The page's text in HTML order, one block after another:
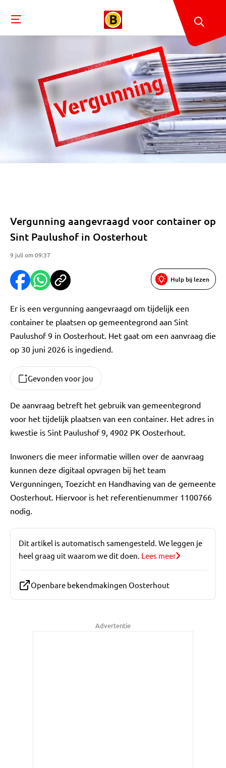
Vergunning aangevraagd voor container op
Sint Paulushof in Oosterhout
9 juli om 09:37
Hulp bij lezen
Er is een vergunning aangevraagd om tijdelijk een
container te plaatsen op gemeentegrond aan Sint
Paulushof 9 in Oosterhout. Het gaat om een aanvraag die
op 30 juni 2026 is ingediend.
Gevonden voor jou
De aanvraag betreft het gebruik van gemeentegrond
voor het tijdelijk plaatsen van een container. Het adres in
kwestie is Sint Paulushof 9, 4902 PK Oosterhout.
Inwoners die meer informatie willen over de aanvraag
kunnen deze digitaal opvragen bij het team
Vergunningen, Toezicht en Handhaving van de gemeente
Oosterhout. Hiervoor is het referentienummer 1100766
nodig.
Dit artikel is automatisch samengesteld. We leggen je
heel graag uit waarom we dit doen. Lees meer
Openbare bekendmakingen Oosterhout
Advertentie